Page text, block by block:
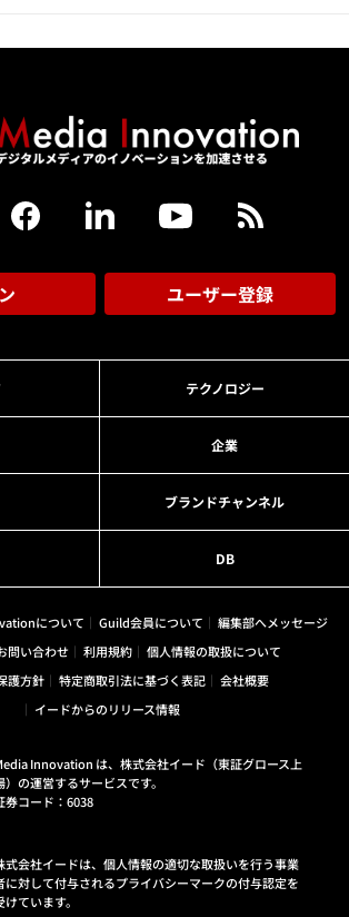
ユーザー登録
テクノロジー
企業
ブランドチャンネル
DB
について Guild会員について
編集部へメッセージ
問い合わせ
利用規約
個人情報の取扱について
護方針
特定商取引法に基づく表記
会社概要
イードからのリリース情報
Innovation は、株式会社イード（東証グロース上
）の運営するサービスです。
券コード：6038
式会社イードは、個人情報の適切な取扱いを行う事業
に対して付与されるプライバシーマークの付与認定を
けています。